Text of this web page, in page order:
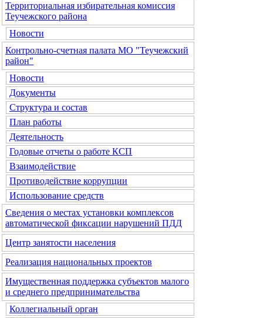
Территориальная избирательная комиссия
Теучежского района
Новости
Контрольно-счетная палата МО "Теучежский
район"
Новости
Документы
Структура и состав
План работы
Деятельность
Годовые отчеты о работе КСП
Взаимодействие
Противодействие коррупции
Использование средств
Сведения о местах установки комплексов
автоматической фиксации нарушений ПДД
Центр занятости населения
Реализация национальных проектов
Имущественная поддержка субъектов малого
и среднего предпринимательства
Коллегиальный орган